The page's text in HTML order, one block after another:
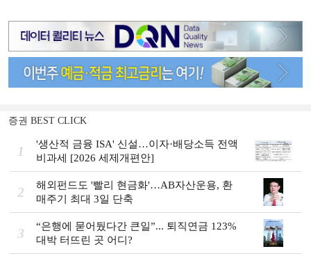
증권 BEST CLICK
1
'생산적 금융 ISA' 신설…이자·배당소득 전액
비과세 [2026 세제개편안]
2
해외펀드도 '빨리 현금화'…AB자산운용, 환
매주기 최대 3일 단축
3
“은행에 묻어뒀다간 큰일”... 퇴직연금 123%
대박 터뜨린 곳 어디?